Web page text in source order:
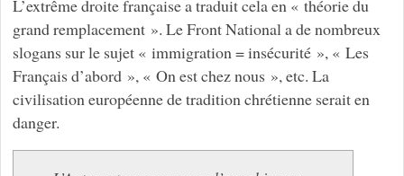
L’extrême droite française a traduit cela en « théorie du
grand remplacement ». Le Front National a de nombreux
slogans sur le sujet « immigration = insécurité », « Les
Français d’abord », « On est chez nous », etc. La
civilisation européenne de tradition chrétienne serait en
danger.